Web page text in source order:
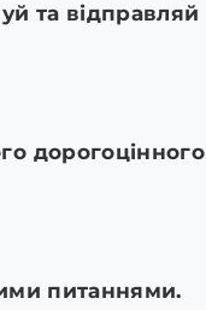
та відправляй
дорогоцінного
питаннями.